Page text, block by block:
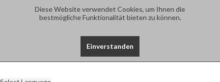
Diese Website verwendet Cookies, um Ihnen die
bestmögliche Funktionalität bieten zu können.
Einverstanden